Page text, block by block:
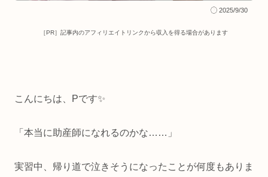
2025/9/30
［PR］記事内のアフィリエイトリンクから収入を得る場合があります
こんにちは、Pです✨
「本当に助産師になれるのかな……」
実習中、帰り道で泣きそうになったことが何度もありま